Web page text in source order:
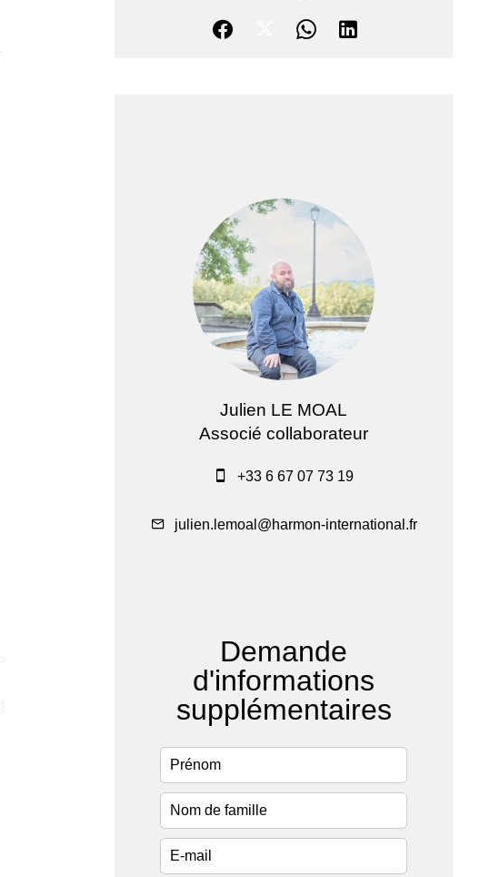
Julien LE MOAL
Associé collaborateur
+33 6 67 07 73 19
julien.lemoal@harmon-international.fr
Demande
d'informations
supplémentaires